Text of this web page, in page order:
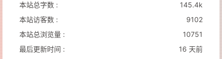
本站总字数 :
145.4k
本站访客数 :
9102
本站总浏览量 :
10751
最后更新时间 :
16 天前